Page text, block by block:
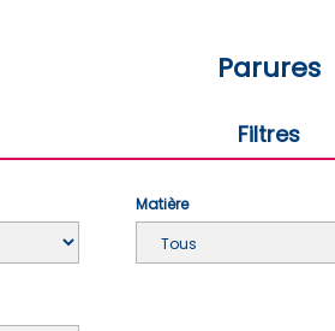
Parures
Filtres
Matière